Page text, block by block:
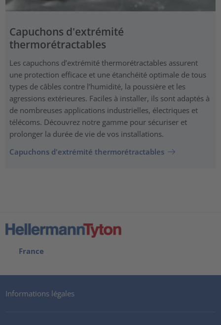
Capuchons d'extrémité
thermorétractables
Les capuchons d’extrémité thermorétractables assurent
une protection efficace et une étanchéité optimale de tous
types de câbles contre l’humidité, la poussière et les
agressions extérieures. Faciles à installer, ils sont adaptés à
de nombreuses applications industrielles, électriques et
télécoms. Découvrez notre gamme pour sécuriser et
prolonger la durée de vie de vos installations.
Capuchons d'extrémité thermorétractables
France
Informations légales